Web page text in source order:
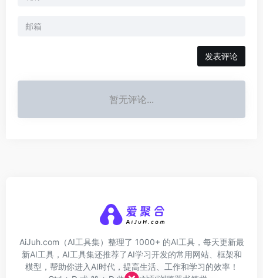
发表评论
暂无评论...
AiJuh.com（AI工具集）整理了 1000+ 的AI工具，每天更新最
新AI工具，AI工具集还推荐了AI学习开发的常用网站、框架和
模型，帮助你进入AI时代，提高生活、工作和学习的效率！